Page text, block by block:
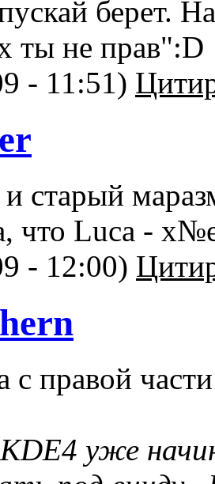
берет.
ты не прав":D
- 11:51)
старый
что Luca -
- 12:00)
с правой
уже